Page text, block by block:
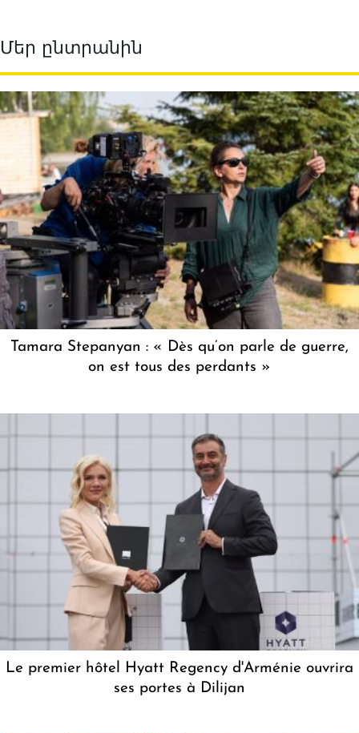
Մեր ընտրանին
Tamara Stepanyan : « Dès qu’on parle de guerre,
on est tous des perdants »
Le premier hôtel Hyatt Regency d'Arménie ouvrira
ses portes à Dilijan